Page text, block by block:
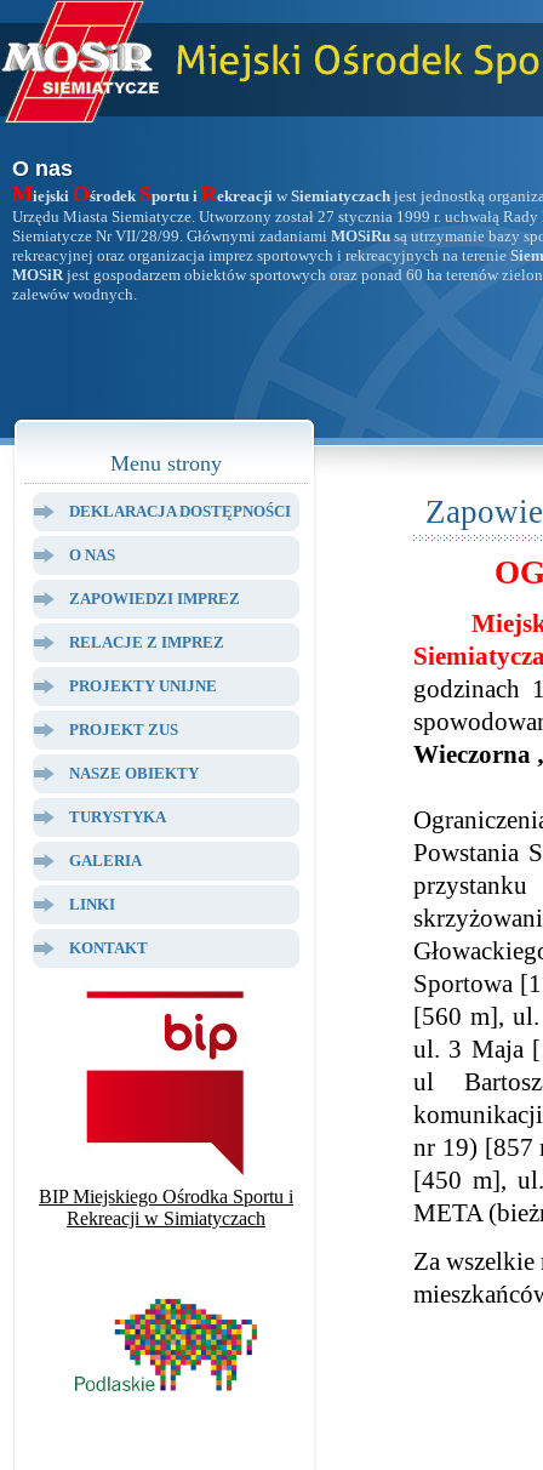
O nas
Miejski Ośrodek Sportu i Rekreacji w Siemiatyczach jest jednostką
Urzędu Miasta Siemiatycze. Utworzony został 27 stycznia 1999 r. uchwałą
Siemiatycze Nr VII/28/99. Głównymi zadaniami MOSiRu są utrzymanie bazy
rekreacyjnej oraz organizacja imprez sportowych i rekreacyjnych na terenie
MOSiRjest gospodarzem obiektów sportowych oraz ponad 60 ha terenów
zalewów wodnych.
Menu strony
DEKLARACJA DOSTĘPNOŚCI
O NAS
ZAPOWIEDZI IMPREZ
RELACJE Z IMPREZ
PROJEKTY UNIJNE
PROJEKT ZUS
NASZE OBIEKTY
TURYSTYKA
GALERIA
LINKI
KONTAKT
BIP Miejskiego Ośrodka Sportu i
Rekreacji w Simiatyczach
godzinach
Wieczorna
Powstania
Sportowa
[560 m],
ul. 3 Maja
ul
nr 19) [857
[450 m],
META
Za wszelkie